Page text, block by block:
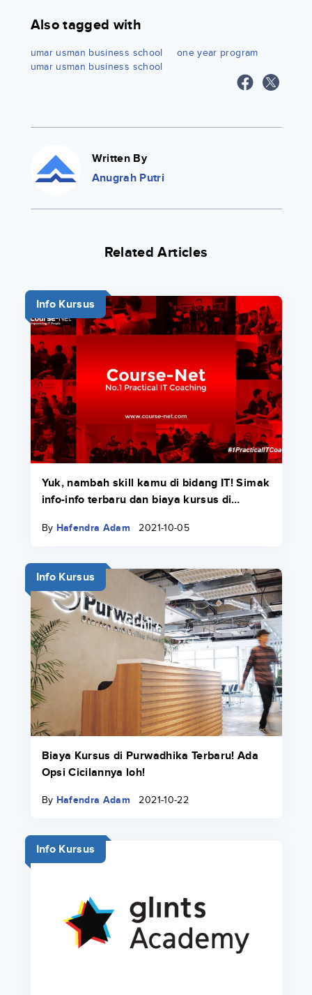
Also tagged with
umar usman business school
one year program
umar usman business school
Written By
Anugrah Putri
Related Articles
Info Kursus
Yuk, nambah skill kamu di bidang IT! Simak
info-info terbaru dan biaya kursus di
By Hafendra Adam 2021-10-05
Info Kursus
Biaya Kursus di Purwadhika Terbaru! Ada
Opsi Cicilannya loh!
By Hafendra Adam 2021-10-22
Info Kursus